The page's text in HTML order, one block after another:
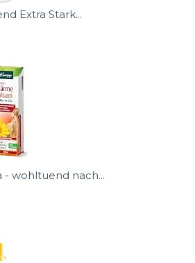
Extra Stark...
wohltuend nach...